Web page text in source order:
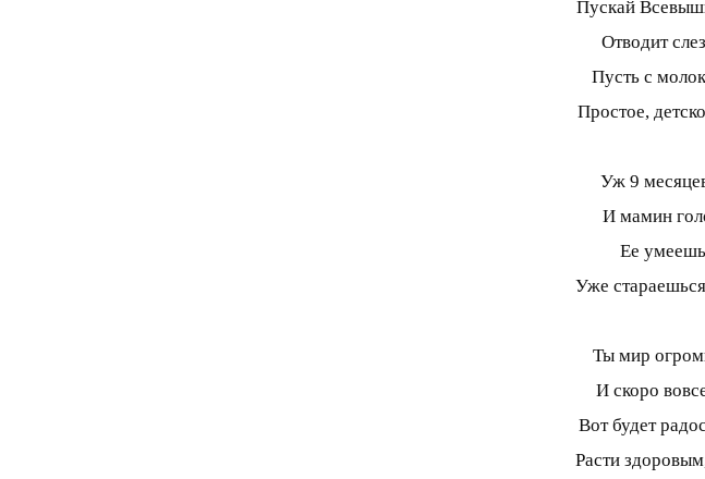
Пускай
Отводит
Пусть с
Простое,
Уж 9
И мамин
Ее
Уже
Ты мир
И скоро
Вот будет
Расти